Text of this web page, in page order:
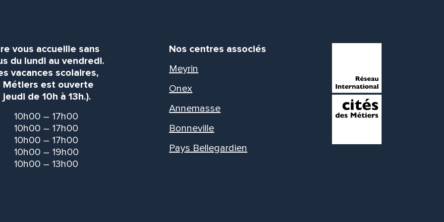
vous accueille sans
du lundi au vendredi.
vacances scolaires,
Métiers est ouverte
de 10h à 13h.).
10h00 – 17h00
10h00 – 17h00
10h00 – 17h00
10h00 – 19h00
10h00 – 13h00
Nos centres associés
Meyrin
Onex
Annemasse
Bonneville
Pays Bellegardien